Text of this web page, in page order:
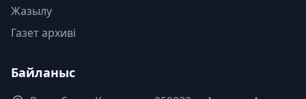
Жазылу
Газет архиві
Байланыс